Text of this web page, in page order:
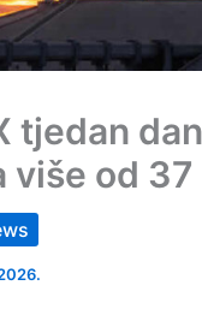
tjedan
više od